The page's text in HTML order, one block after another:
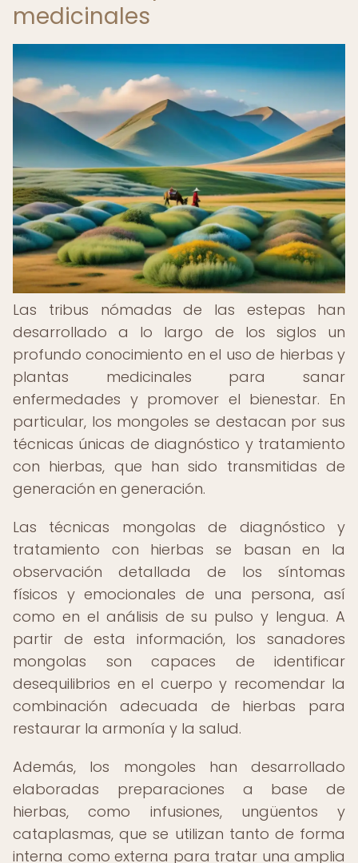
medicinales
Las tribus nómadas de las estepas han
desarrollado a lo largo de los siglos un
profundo conocimiento en el uso de hierbas y
plantas medicinales para sanar
enfermedades y promover el bienestar. En
particular, los mongoles se destacan por sus
técnicas únicas de diagnóstico y tratamiento
con hierbas, que han sido transmitidas de
generación en generación.
Las técnicas mongolas de diagnóstico y
tratamiento con hierbas se basan en la
observación detallada de los síntomas
físicos y emocionales de una persona, así
como en el análisis de su pulso y lengua. A
partir de esta información, los sanadores
mongolas son capaces de identificar
desequilibrios en el cuerpo y recomendar la
combinación adecuada de hierbas para
restaurar la armonía y la salud.
Además, los mongoles han desarrollado
elaboradas preparaciones a base de
hierbas, como infusiones, ungüentos y
cataplasmas, que se utilizan tanto de forma
interna como externa para tratar una amplia